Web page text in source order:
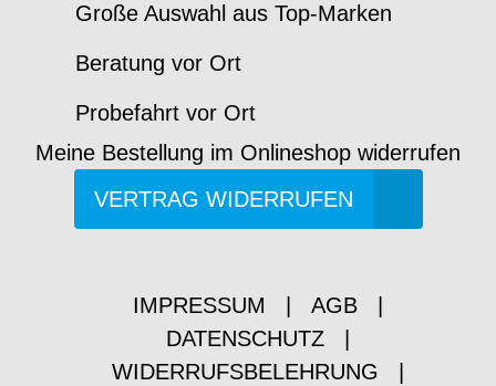
Große Auswahl aus Top-Marken
Beratung vor Ort
Probefahrt vor Ort
Meine Bestellung im Onlineshop widerrufen
VERTRAG WIDERRUFEN
IMPRESSUM AGB
DATENSCHUTZ
WIDERRUFSBELEHRUNG